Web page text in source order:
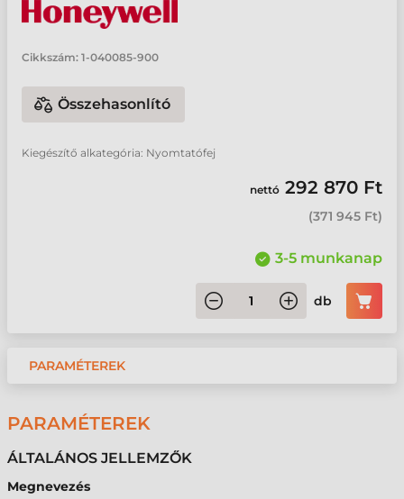
Cikkszám: 1-040085-900
Összehasonlító
Kiegészítő alkategória: Nyomtatófej
nettó 292 870 Ft
(371 945 Ft)
3-5 munkanap
db
PARAMÉTEREK
PARAMÉTEREK
ÁLTALÁNOS JELLEMZŐK
Megnevezés